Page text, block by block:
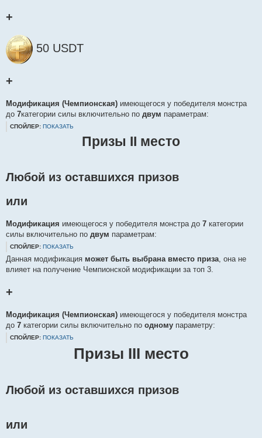
+
50 USDT
+
Модификация (Чемпионская) имеющегося у победителя монстра
до 7категории силы включительно по двум параметрам:
СПОЙЛЕР: ПОКАЗАТЬ
Призы II место
Любой из оставшихся призов
или
Модификация имеющегося у победителя монстра до 7 категории
силы включительно по двум параметрам:
СПОЙЛЕР: ПОКАЗАТЬ
Данная модификация может быть выбрана вместо приза, она не
влияет на получение Чемпионской модификации за топ 3.
+
Модификация (Чемпионская) имеющегося у победителя монстра
до 7 категории силы включительно по одному параметру:
СПОЙЛЕР: ПОКАЗАТЬ
Призы III место
Любой из оставшихся призов
или